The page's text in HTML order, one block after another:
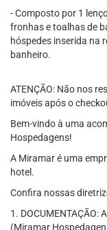
- Composto por 1
fronhas e toalhas de
hóspedes inserida na
banheiro.
ATENÇÃO: Não nos
imóveis após o
Bem-vindo à uma
Hospedagens!
A Miramar é uma
hotel.
Confira nossas
1.
(Miramar